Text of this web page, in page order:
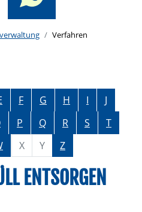
Verfahren
F G H I
J
P Q R S
T
X Y Z
ENTSORGEN